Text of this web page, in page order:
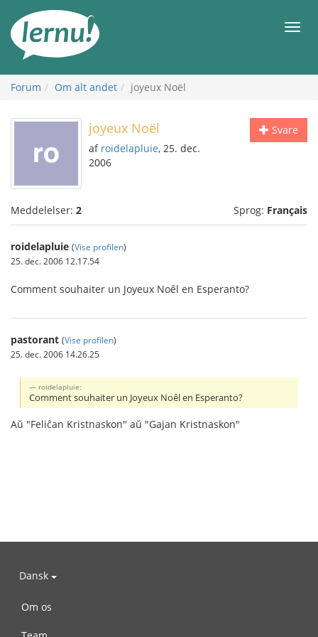
indholdet
Forum Om alt andet joyeux Noël
Svare
joyeux Noël
af roidelapluie, 25. dec.
2006
Meddelelser: 2 Sprog: Français
roidelapluie (Vise profilen)
25. dec. 2006 12.17.54
Comment souhaiter un Joyeux Noêl en Esperanto?
pastorant (Vise profilen)
25. dec. 2006 14.26.25
roidelapluie:
Comment souhaiter un Joyeux Noêl en Esperanto?
Aŭ "Feliĉan Kristnaskon" aŭ "Gajan Kristnaskon"
Dansk
Om os